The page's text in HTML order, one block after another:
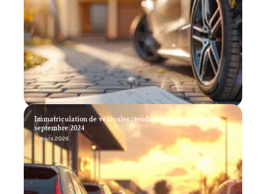
Immatriculation de véhicules : tendances et statistiques de
septembre 2024
11 mars 2026